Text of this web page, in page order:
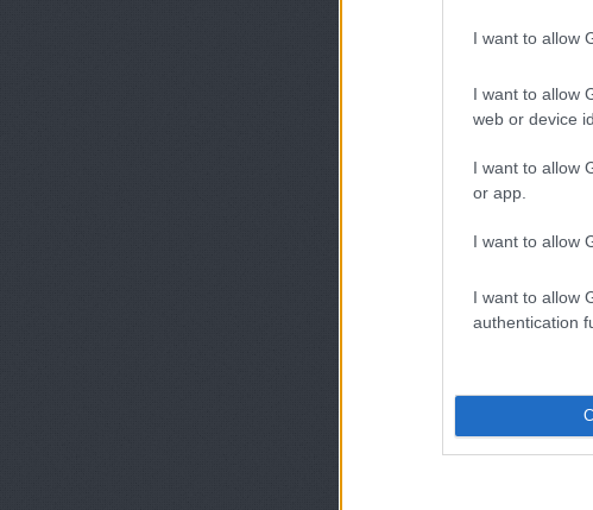
I want to allow
I want to allow
web or device
I want to allow
or app.
I want to allow
I want to allow
authentication